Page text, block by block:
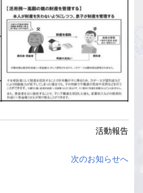
活動報告
次のお知らせへ